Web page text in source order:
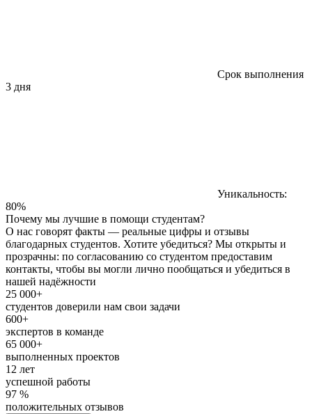
Срок выполнения
3 дня
Уникальность:
80%
Почему мы лучшие в помощи студентам?
О нас говорят факты — реальные цифры и отзывы
благодарных студентов. Хотите убедиться? Мы открыты и
прозрачны: по согласованию со студентом предоставим
контакты, чтобы вы могли лично пообщаться и убедиться в
нашей надёжности
25 000+
студентов доверили нам свои задачи
600+
экспертов в команде
65 000+
выполненных проектов
12 лет
успешной работы
97 %
положительных отзывов